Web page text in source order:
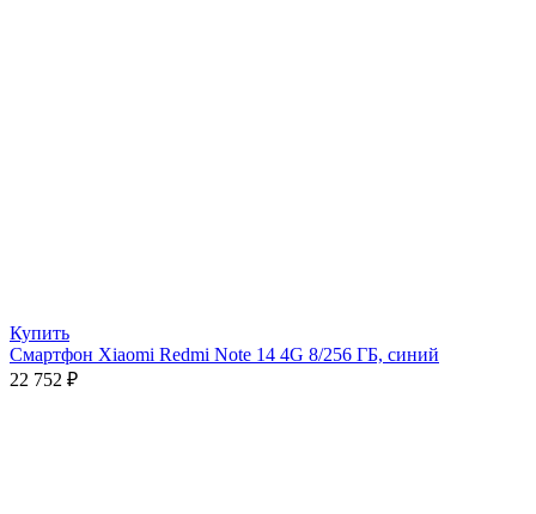
Купить
Смартфон Xiaomi Redmi Note 14 4G 8/256 ГБ, синий
22 752 ₽